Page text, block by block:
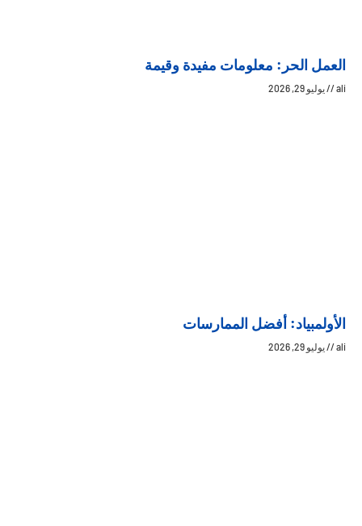
العمل الحر: معلومات مفيدة وقيمة
ali يوليو 29, 2026
الأولمبياد: أفضل الممارسات
ali يوليو 29, 2026